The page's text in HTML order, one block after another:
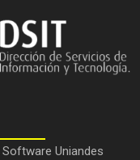
Software Uniandes